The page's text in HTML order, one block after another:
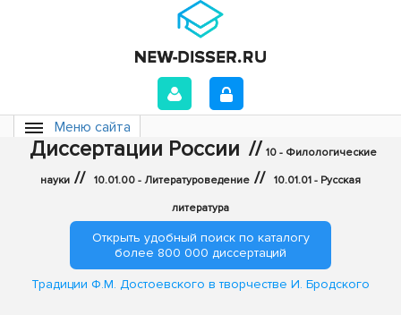
Меню сайта
Диссертации России // 10 - Филологические
науки // 10.01.00 - Литературоведение // 10.01.01 - Русская
литература
Открыть удобный поиск по каталогу
более 800 000 диссертаций
Традиции Ф.М. Достоевского в творчестве И. Бродского